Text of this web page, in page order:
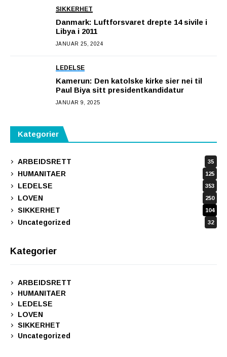
SIKKERHET
Danmark: Luftforsvaret drepte 14 sivile i
Libya i 2011
JANUAR 25, 2024
LEDELSE
Kamerun: Den katolske kirke sier nei til
Paul Biya sitt presidentkandidatur
JANUAR 9, 2025
Kategorier
ARBEIDSRETT 35
HUMANITAER 125
LEDELSE 353
LOVEN 250
SIKKERHET 104
Uncategorized 32
Kategorier
ARBEIDSRETT
HUMANITAER
LEDELSE
LOVEN
SIKKERHET
Uncategorized